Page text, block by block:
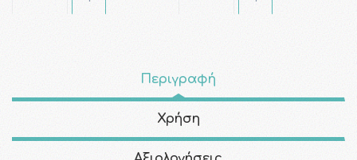
Περιγραφή
Χρήση